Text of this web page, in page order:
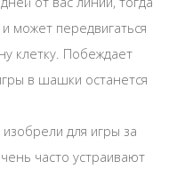
может передвигаться
клетку. Побеждает
в шашки останется
для игры за
часто устраивают